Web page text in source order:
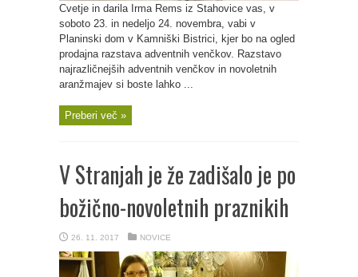
Cvetje in darila Irma Rems iz Stahovice vas, v
soboto 23. in nedeljo 24. novembra, vabi v
Planinski dom v Kamniški Bistrici, kjer bo na ogled
prodajna razstava adventnih venčkov. Razstavo
najrazličnejših adventnih venčkov in novoletnih
aranžmajev si boste lahko ...
Preberi več »
V Stranjah je že zadišalo je po
božično-novoletnih praznikih
26. 11. 2017 NOVICE